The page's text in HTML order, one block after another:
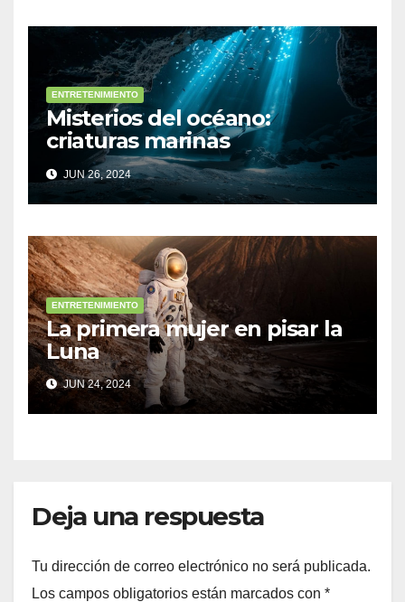
ENTRETENIMIENTO
Misterios del océano:
criaturas marinas
sorprendentes
JUN 26, 2024
ENTRETENIMIENTO
La primera mujer en pisar la
Luna
JUN 24, 2024
Deja una respuesta
Tu dirección de correo electrónico no será publicada.
Los campos obligatorios están marcados con *